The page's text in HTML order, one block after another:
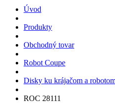
Úvod
Produkty
Obchodný tovar
Robot Coupe
Disky ku krájačom a
ROC 28111